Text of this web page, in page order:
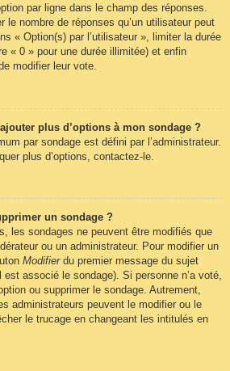
par ligne dans le champ des réponses.
le nombre de réponses qu’un utilisateur peut
« Option(s) par l’utilisateur », limiter la durée
« 0 » pour une durée illimitée) et enfin
modifier leur vote.
plus d’options à mon sondage ?
par sondage est défini par l’administrateur.
plus d’options, contactez-le.
un sondage ?
les sondages ne peuvent être modifiés que
ou un administrateur. Pour modifier un
Modifierdu premier message du sujet
est associé le sondage). Si personne n’a voté,
ou supprimer le sondage. Autrement,
administrateurs peuvent le modifier ou le
le trucage en changeant les intitulés en